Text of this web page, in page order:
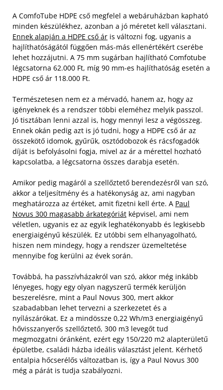
A ComfoTube HDPE cső megfelel a webáruházban kapható
minden készülékhez, azonban a jó méretet kell választani.
Ennek alapján a HDPE cső ár is változni fog, ugyanis a
hajlíthatóságától függően más-más ellenértékért cserébe
lehet hozzájutni. A 75 mm sugárban hajlítható Comfotube
légcsatorna 62.000 Ft, míg 90 mm-es hajlíthatóság esetén a
HDPE cső ár 118.000 Ft.
Természetesen nem ez a mérvadó, hanem az, hogy az
igényeknek és a rendszer többi eleméhez melyik passzol.
Jó tisztában lenni azzal is, hogy mennyi lesz a végösszeg.
Ennek okán pedig azt is jó tudni, hogy a HDPE cső ár az
összekötő idomok, gyűrűk, osztódobozok és rácsfogadók
díját is befolyásolni fogja, mivel az ár a mérettel hozható
kapcsolatba, a légcsatorna összes darabja esetén.
Amikor pedig magáról a szellőztető berendezésről van szó,
akkor a teljesítmény és a hatékonyság az, ami nagyban
meghatározza az értéket, amit fizetni kell érte. A Paul
Novus 300 magasabb árkategóriát képvisel, ami nem
véletlen, ugyanis ez az egyik leghatékonyabb és legkisebb
energiaigényű készülék. Ez utóbbi sem elhanyagolható,
hiszen nem mindegy, hogy a rendszer üzemeltetése
mennyibe fog kerülni az évek során.
Továbbá, ha passzívházakról van szó, akkor még inkább
lényeges, hogy egy olyan nagyszerű termék kerüljön
beszerelésre, mint a Paul Novus 300, mert akkor
szabadabban lehet tervezni a szerkezetet és a
nyílászárókat. Ez a mindössze 0,22 Wh/m3 energiaigényű
hővisszanyerős szellőztető, 300 m3 levegőt tud
megmozgatni óránként, ezért egy 150/220 m2 alapterületű
épületbe, családi házba ideális választást jelent. Kérhető
entalpia hőcserélős változatban is, így a Paul Novus 300
még a párát is tudja szabályozni.